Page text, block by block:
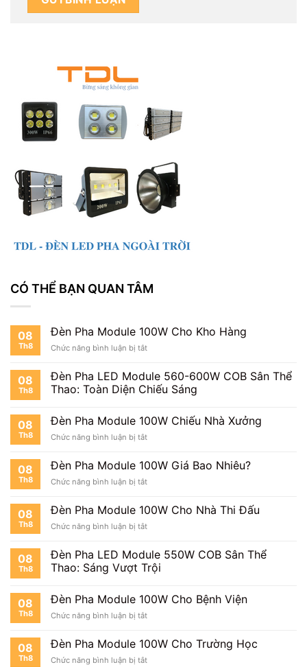
CÓ THỂ BẠN QUAN TÂM
08
Th8
Đèn Pha Module 100W Cho Kho Hàng
Chức năng bình luận bị tắtở
Pha
Module
100W
Kho
08
Th8
Đèn Pha LED Module 560-600W COB Sân Thể
Thao: Toàn Diện Chiếu Sáng
08
Th8
Đèn Pha Module 100W Chiếu Nhà Xưởng
Chức năng bình luận bị tắtở
Pha
Module
100W
Nhà
08
Th8
Đèn Pha Module 100W Giá Bao Nhiêu?
Chức năng bình luận bị tắtở
Pha
Module
100W
Bao
Nhiêu?
08
Th8
Đèn Pha Module 100W Cho Nhà Thi Đấu
Chức năng bình luận bị tắtở
Pha
Module
100W
Nhà
Đấu
08
Th8
Đèn Pha LED Module 550W COB Sân Thể
Thao: Sáng Vượt Trội
08
Th8
Đèn Pha Module 100W Cho Bệnh Viện
Chức năng bình luận bị tắtở
Pha
Module
100W
08
Th8
Đèn Pha Module 100W Cho Trường Học
Chức năng bình luận bị tắtở